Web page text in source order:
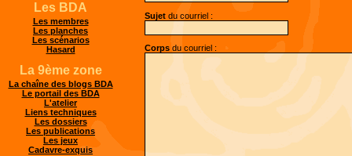
Sujet du courriel :
Corps du courriel :
Les BDA
Les membres
Les planches
Les scénarios
Hasard
La 9ème zone
La chaîne des blogs BDA
Le portail des BDA
L'atelier
Liens techniques
Les dossiers
Les publications
Les jeux
Cadavre-exquis